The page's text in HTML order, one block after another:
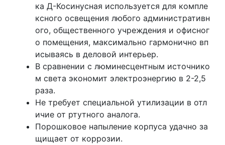
ка Д-Косинусная используется для компле
ксного освещения любого административн
ого, общественного учреждения и офисног
о помещения, максимально гармонично вп
исываясь в деловой интерьер.
В сравнении с люминесцентным источнико
м света экономит электроэнергию в 2-2,5
раза.
Не требует специальной утилизации в отл
ичие от ртутного аналога.
Порошковое напыление корпуса удачно за
щищает от коррозии.